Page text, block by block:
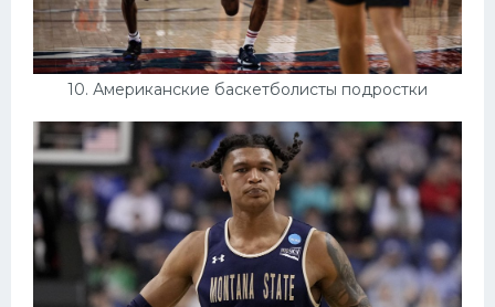
10. Американские баскетболисты подростки